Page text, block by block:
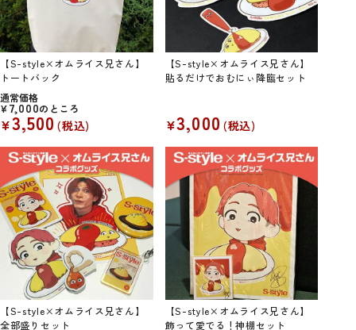
【S-style×オムライス兄さん】
トートバック
通常価格
¥7,000のところ
¥3,500 税込
【S-style×オムライス兄さん】
貼るだけでおむにぃ降臨セット
¥3,000 税込
【S-style×オムライス兄さん】
全部盛りセット
【S-style×オムライス兄さん】
飾って愛でる！神棚セット